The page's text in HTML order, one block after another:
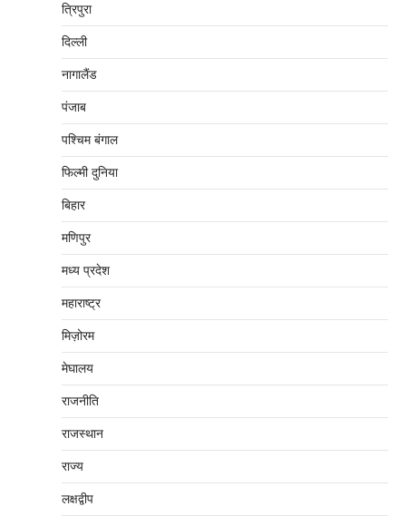
त्रिपुरा
दिल्‍ली
नागालैंड
पंजाब
पश्चिम बंगाल
फिल्मी दुनिया
बिहार
मणिपुर
मध्‍य प्रदेश
महाराष्‍ट्र
मिज़ोरम
मेघालय
राजनीति
राजस्थान
राज्य
लक्षद्वीप